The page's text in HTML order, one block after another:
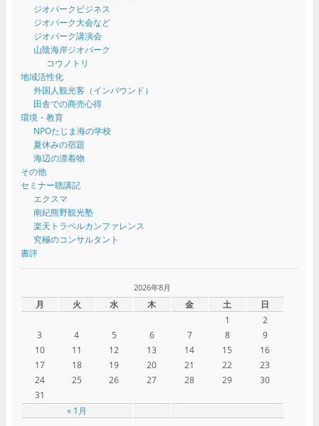
ジオパークビジネス
ジオパーク大会など
ジオパーク講演会
山陰海岸ジオパーク
コウノトリ
地域活性化
外国人観光客（インバウンド）
田舎での商売心得
環境・教育
NPOたじま海の学校
夏休みの宿題
海辺の漂着物
その他
セミナー聴講記
エクスマ
南紀熊野観光塾
楽天トラベルカンファレンス
究極のコンサルタント
書評
2026年8月
月 火 水 木 金 土 日
« 1月
1
2
3
4 5 6 7 8
9
10
11 12 13 14 15
16
17
18 19 20 21 22
23
24
25 26 27 28 29
30
31